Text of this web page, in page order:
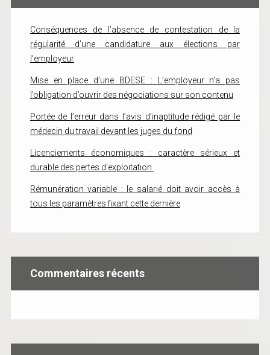
Conséquences de l’absence de contestation de la
régularité d’une candidature aux élections par
l’employeur
Mise en place d’une BDESE : L’employeur n’a pas
l’obligation d’ouvrir des négociations sur son contenu
Portée de l’erreur dans l’avis d’inaptitude rédigé par le
médecin du travail devant les juges du fond
Licenciements économiques : caractère sérieux et
durable des pertes d’exploitation
Rémunération variable : le salarié doit avoir accès à
tous les paramètres fixant cette dernière
Commentaires récents